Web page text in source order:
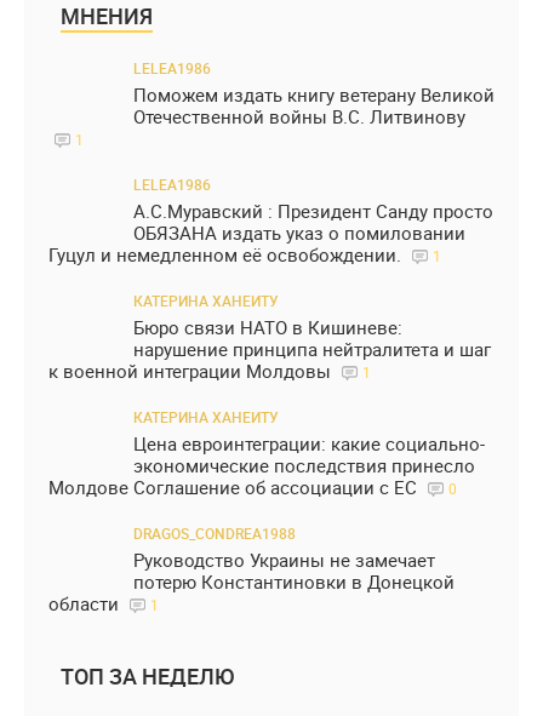
МНЕНИЯ
LELEA1986
Поможем издать книгу ветерану Великой
Отечественной войны В.С. Литвинову
1
LELEA1986
А.С.Муравский : Президент Санду просто
ОБЯЗАНА издать указ о помиловании
Гуцул и немедленном её освобождении.
1
КАТЕРИНА ХАНЕИТУ
Бюро связи НАТО в Кишиневе:
нарушение принципа нейтралитета и шаг
к военной интеграции Молдовы
1
КАТЕРИНА ХАНЕИТУ
Цена евроинтеграции: какие социально-
экономические последствия принесло
Молдове Соглашение об ассоциации с ЕС
0
DRAGOS_CONDREA1988
Руководство Украины не замечает
потерю Константиновки в Донецкой
области
1
ТОП ЗА НЕДЕЛЮ